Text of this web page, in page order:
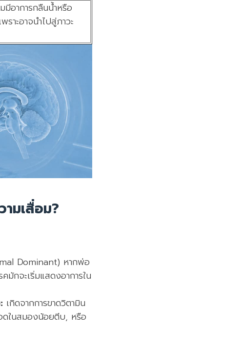
มีอาการกลืนน้ำหรือ
าะอาจนำไปสู่ภาวะ
มเสื่อม?
Dominant) หากพ่อ
กจะเริ่มแสดงอาการใน
เกิดจากการขาดวิตามิน
ดในสมองน้อยตีบ, หรือ